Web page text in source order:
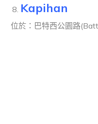
Kapihan
位於：巴特西公園路